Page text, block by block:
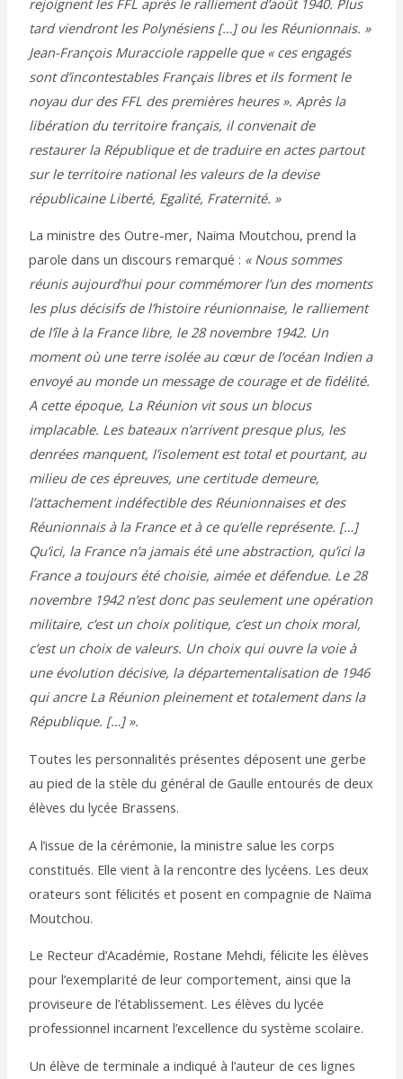
tard viendront les Polynésiens […] ou les Réunionnais. »
Jean-François Muracciole rappelle que « ces engagés
sont d’incontestables Français libres et ils forment le
noyau dur des FFL des premières heures ». Après la
libération du territoire français, il convenait de
restaurer la République et de traduire en actes partout
sur le territoire national les valeurs de la devise
républicaine Liberté, Egalité, Fraternité. »
La ministre des Outre-mer, Naïma Moutchou, prend la
parole dans un discours remarqué : « Nous sommes
réunis aujourd’hui pour commémorer l’un des moments
les plus décisifs de l’histoire réunionnaise, le ralliement
de l’île à la France libre, le 28 novembre 1942. Un
moment où une terre isolée au cœur de l’océan Indien a
envoyé au monde un message de courage et de fidélité.
A cette époque, La Réunion vit sous un blocus
implacable. Les bateaux n’arrivent presque plus, les
denrées manquent, l’isolement est total et pourtant, au
milieu de ces épreuves, une certitude demeure,
l’attachement indéfectible des Réunionnaises et des
Réunionnais à la France et à ce qu’elle représente. […]
Qu’ici, la France n’a jamais été une abstraction, qu’ici la
France a toujours été choisie, aimée et défendue. Le 28
novembre 1942 n’est donc pas seulement une opération
militaire, c’est un choix politique, c’est un choix moral,
c’est un choix de valeurs. Un choix qui ouvre la voie à
une évolution décisive, la départementalisation de 1946
qui ancre La Réunion pleinement et totalement dans la
République. […] ».
Toutes les personnalités présentes déposent une gerbe
au pied de la stèle du général de Gaulle entourés de deux
élèves du lycée Brassens.
A l’issue de la cérémonie, la ministre salue les corps
constitués. Elle vient à la rencontre des lycéens. Les deux
orateurs sont félicités et posent en compagnie de Naïma
Moutchou.
Le Recteur d’Académie, Rostane Mehdi, félicite les élèves
pour l’exemplarité de leur comportement, ainsi que la
proviseure de l’établissement. Les élèves du lycée
professionnel incarnent l’excellence du système scolaire.
Un élève de terminale a indiqué à l’auteur de ces lignes